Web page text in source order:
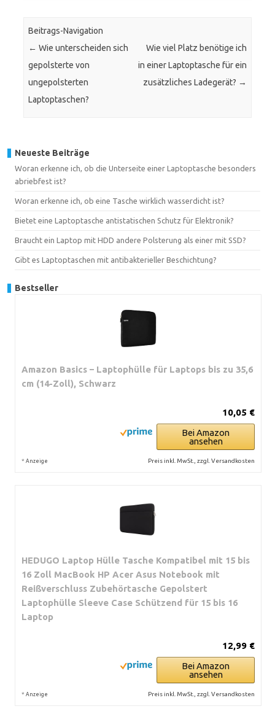
Beitrags-Navigation
← Wie unterscheiden sich
gepolsterte von
ungepolsterten
Laptoptaschen?
Wie viel Platz benötige ich
in einer Laptoptasche für ein
zusätzliches Ladegerät? →
Neueste Beiträge
Woran erkenne ich, ob die Unterseite einer Laptoptasche besonders
abriebfest ist?
Woran erkenne ich, ob eine Tasche wirklich wasserdicht ist?
Bietet eine Laptoptasche antistatischen Schutz für Elektronik?
Braucht ein Laptop mit HDD andere Polsterung als einer mit SSD?
Gibt es Laptoptaschen mit antibakterieller Beschichtung?
Bestseller
Amazon Basics – Laptophülle für Laptops bis zu 35,6
cm (14-Zoll), Schwarz
10,05 €
Bei Amazon
ansehen
* Anzeige Preis inkl. MwSt., zzgl. Versandkosten
HEDUGO Laptop Hülle Tasche Kompatibel mit 15 bis
16 Zoll MacBook HP Acer Asus Notebook mit
Reißverschluss Zubehörtasche Gepolstert
Laptophülle Sleeve Case Schützend für 15 bis 16
Laptop
12,99 €
Bei Amazon
ansehen
* Anzeige Preis inkl. MwSt., zzgl. Versandkosten